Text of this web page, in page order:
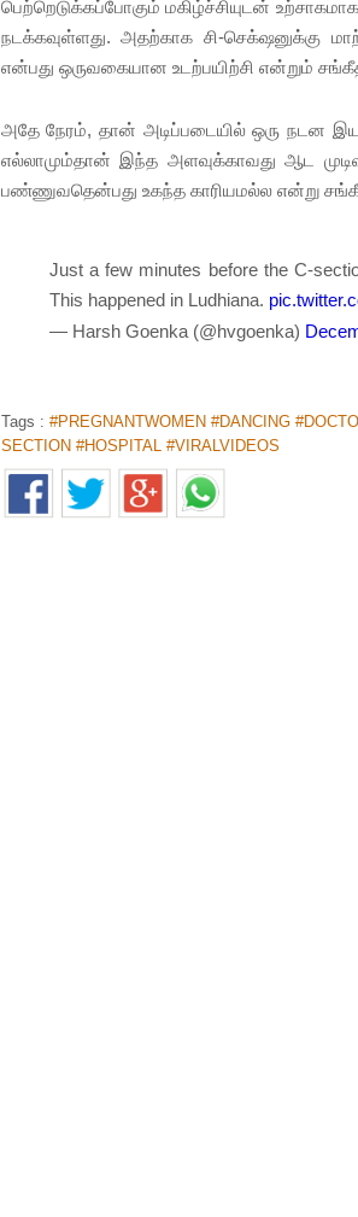
பெற்றெடுக்கப்போகும் மகிழ்ச்சியுடன்
நடக்கவுள்ளது. அதற்காக சி-செக்‌ஷனுக்கு
என்பது ஒருவகையான உடற்பயிற்சி என்றும்
அதே நேரம், தான் அடிப்படையில் ஒரு நடன
எல்லாமும்தான் இந்த அளவுக்காவது ஆட
பண்ணுவதென்பது உகந்த காரியமல்ல என்று
Just a few minutes before the C-
This happened in Ludhiana.
— Harsh Goenka (@hvgoenka)
Tags : #PREGNANTWOMEN #DANCING
SECTION #HOSPITAL #VIRALVIDEOS